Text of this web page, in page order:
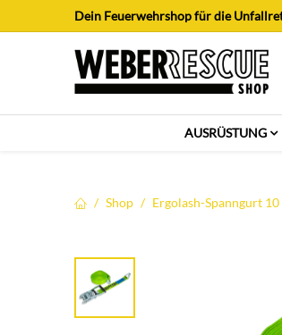
Zum Inhalt springenDein Feuerwehrshop für die
AUSRÜSTUNG
Shop Ergolash-Spanngurt